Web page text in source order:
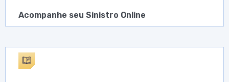
Acompanhe seu Sinistro Online